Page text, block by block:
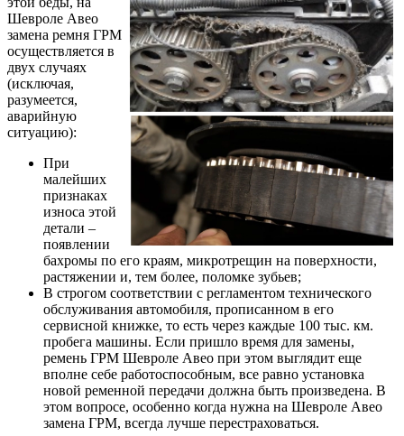
Шевроле Авео
замена ремня ГРМ
осуществляется в
двух случаях
(исключая,
разумеется,
аварийную
ситуацию):
При
малейших
признаках
износа этой
детали –
появлении
бахромы по его краям, микротрещин на поверхности,
растяжении и, тем более, поломке зубьев;
В строгом соответствии с регламентом технического
обслуживания автомобиля, прописанном в его
сервисной книжке, то есть через каждые 100 тыс. км.
пробега машины. Если пришло время для замены,
ремень ГРМ Шевроле Авео при этом выглядит еще
вполне себе работоспособным, все равно установка
новой ременной передачи должна быть произведена. В
этом вопросе, особенно когда нужна на Шевроле Авео
замена ГРМ, всегда лучше перестраховаться.